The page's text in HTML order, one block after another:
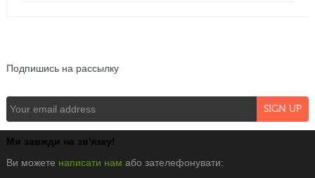
Подпишись на рассылку
Ми завжди на зв'язку!
Ви можете написати нам або зателефонувати: